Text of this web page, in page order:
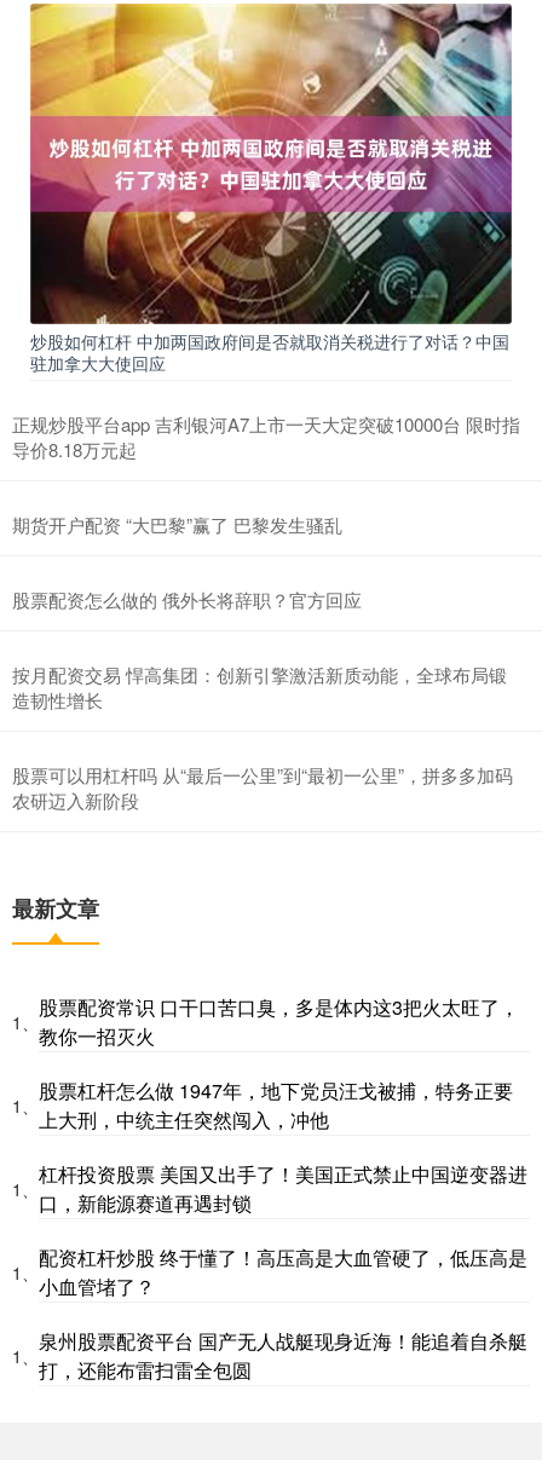
炒股如何杠杆 中加两国政府间是否就取消关税进行了对话？中国
驻加拿大大使回应
正规炒股平台app 吉利银河A7上市一天大定突破10000台 限时指
导价8.18万元起
期货开户配资 “大巴黎”赢了 巴黎发生骚乱
股票配资怎么做的 俄外长将辞职？官方回应
按月配资交易 悍高集团：创新引擎激活新质动能，全球布局锻
造韧性增长
股票可以用杠杆吗 从“最后一公里”到“最初一公里”，拼多多加码
农研迈入新阶段
最新文章
1、
股票配资常识 口干口苦口臭，多是体内这3把火太旺了，
教你一招灭火
1、
股票杠杆怎么做 1947年，地下党员汪戈被捕，特务正要
上大刑，中统主任突然闯入，冲他
1、
杠杆投资股票 美国又出手了！美国正式禁止中国逆变器进
口，新能源赛道再遇封锁
1、
配资杠杆炒股 终于懂了！高压高是大血管硬了，低压高是
小血管堵了？
1、
泉州股票配资平台 国产无人战艇现身近海！能追着自杀艇
打，还能布雷扫雷全包圆